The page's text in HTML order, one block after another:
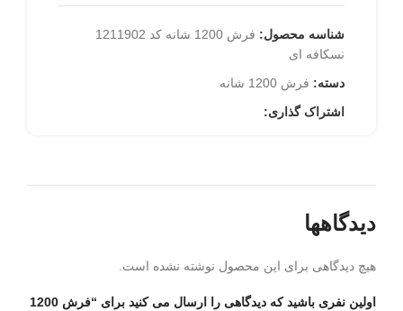
شناسه محصول:
فرش 1200 شانه کد 1211902
نسکافه ای
دسته: فرش 1200 شانه
اشتراک گذاری:
دیدگاهها
هیچ دیدگاهی برای این محصول نوشته نشده است.
اولین نفری باشید که دیدگاهی را ارسال می کنید برای “فرش 1200